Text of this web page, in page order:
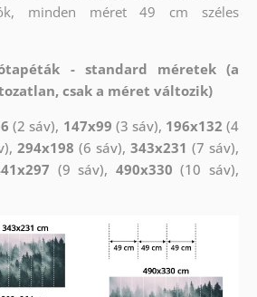
minden méret 49 cm széles
- standard méretek (a
csak a méret változik)
(2 sáv), 147x99 (3 sáv), 196x132 (4
294x198 (6 sáv),343x231 (7 sáv),
(9 sáv), 490x330 (10 sáv),